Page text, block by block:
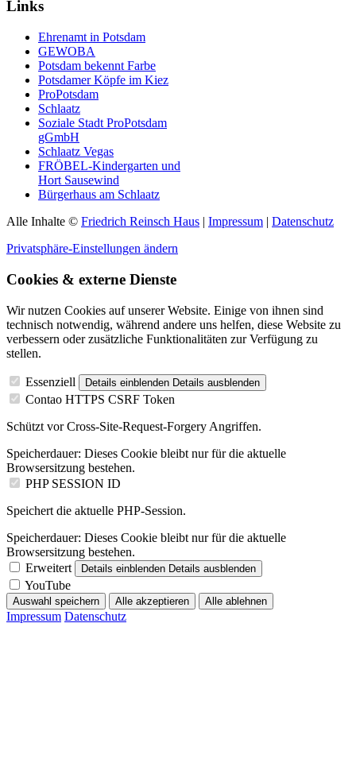
Links
Ehrenamt in Potsdam
GEWOBA
Potsdam bekennt Farbe
Potsdamer Köpfe im Kiez
ProPotsdam
Schlaatz
Soziale Stadt ProPotsdam
gGmbH
Schlaatz Vegas
FRÖBEL-Kindergarten und
Hort Sausewind
Bürgerhaus am Schlaatz
Alle Inhalte © Friedrich Reinsch Haus | Impressum | Datenschutz
Privatsphäre-Einstellungen ändern
Cookies & externe Dienste
Wir nutzen Cookies auf unserer Website. Einige von ihnen sind
technisch notwendig, während andere uns helfen, diese Website zu
verbessern oder zusätzliche Funktionalitäten zur Verfügung zu
stellen.
Essenziell Details einblenden Details ausblenden
Contao HTTPS CSRF Token
Schützt vor Cross-Site-Request-Forgery Angriffen.
Speicherdauer: Dieses Cookie bleibt nur für die aktuelle
Browsersitzung bestehen.
PHP SESSION ID
Speichert die aktuelle PHP-Session.
Speicherdauer: Dieses Cookie bleibt nur für die aktuelle
Browsersitzung bestehen.
Erweitert
Details einblenden Details ausblenden
YouTube
Auswahl speichern Alle akzeptieren Alle ablehnen
Impressum Datenschutz